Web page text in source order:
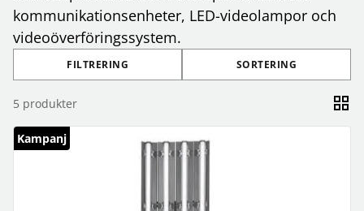
kommunikationsenheter, LED-videolampor och
videoöverföringssystem.
FILTRERING SORTERING
5 produkter
Kampanj